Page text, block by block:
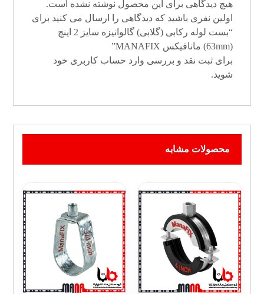
هیچ دیدگاهی برای این محصول نوشته نشده است.
اولین نفری باشید که دیدگاهی را ارسال می کنید برای
“بست لوله رکابی (گلابی) گالوانیزه سایز 2 اینچ
(63mm) مانافیکس MANAFIX”
برای ثبت نقد و بررسی وارد حساب کاربری خود
شوید.
محصولات مشابه